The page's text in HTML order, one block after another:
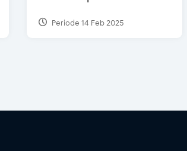
Periode 14 Feb 2025